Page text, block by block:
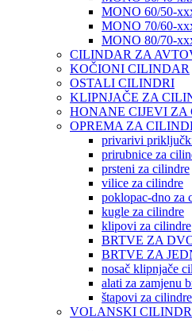
MONO 60/50-
MONO 70/60-
MONO 80/70-
CILINDAR ZA
KOČIONI CILINDAR
OSTALI CILINDRI
KLIPNJAČE ZA
HONANE CIJEVI ZA
OPREMA ZA
privarivi
prirubnice za
prsteni za cilindre
vilice za cilindre
poklopac-dno za
kugle za cilindre
klipovi za cilindre
BRTVE ZA
BRTVE ZA
nosač klipnjače
alati za zamjenu
štapovi za cilindre
VOLANSKI